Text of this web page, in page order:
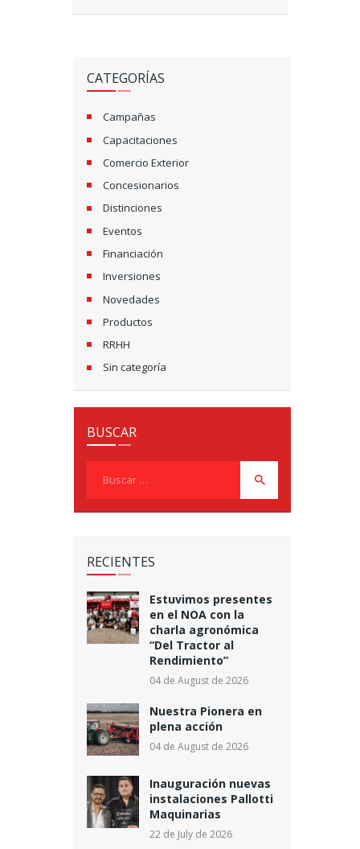
CATEGORÍAS
Campañas
Capacitaciones
Comercio Exterior
Concesionarios
Distinciones
Eventos
Financiación
Inversiones
Novedades
Productos
RRHH
Sin categoría
BUSCAR
RECIENTES
Estuvimos presentes
en el NOA con la
charla agronómica
“Del Tractor al
Rendimiento”
04 de August de 2026
Nuestra Pionera en
plena acción
04 de August de 2026
Inauguración nuevas
instalaciones Pallotti
Maquinarias
22 de July de 2026